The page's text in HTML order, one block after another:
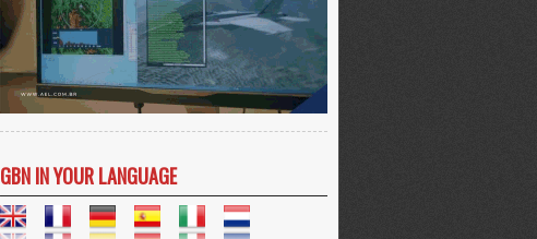
GBN IN YOUR LANGUAGE